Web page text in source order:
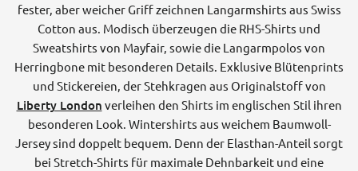
fester, aber weicher Griff zeichnen Langarmshirts aus Swiss
Cotton aus. Modisch überzeugen die RHS-Shirts und
Sweatshirts von Mayfair, sowie die Langarmpolos von
Herringbone mit besonderen Details. Exklusive Blütenprints
und Stickereien, der Stehkragen aus Originalstoff von
Liberty London verleihen den Shirts im englischen Stil ihren
besonderen Look. Wintershirts aus weichem Baumwoll-
Jersey sind doppelt bequem. Denn der Elasthan-Anteil sorgt
bei Stretch-Shirts für maximale Dehnbarkeit und eine